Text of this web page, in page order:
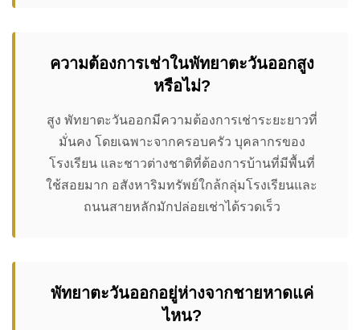
ความต้องการเช่าในพัทยาตะวันออกสูง
หรือไม่?
สูง พัทยาตะวันออกมีความต้องการเช่าระยะยาวที่
มั่นคง โดยเฉพาะจากครอบครัว บุคลากรของ
โรงเรียน และชาวต่างชาติที่ต้องการบ้านที่มีพื้นที่
ใช้สอยมาก อสังหาริมทรัพย์ใกล้กลุ่มโรงเรียนและ
ถนนสายหลักมักปล่อยเช่าได้รวดเร็ว
พัทยาตะวันออกอยู่ห่างจากชายหาดแค่
ไหน?